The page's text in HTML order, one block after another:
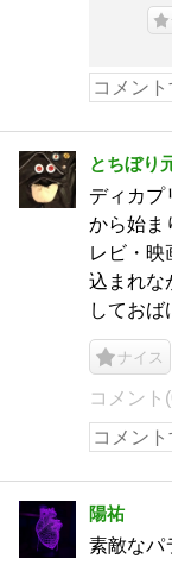
とちぼり
ディカプ
から始ま
レビ・映
込まれな
しておば
ナイス
コメント
陽祐
素敵なパ